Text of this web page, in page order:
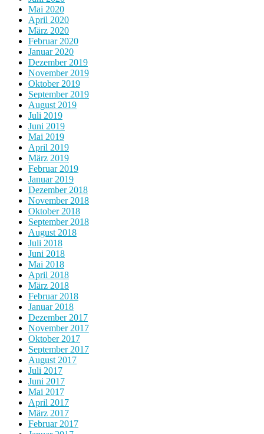
Mai 2020
April 2020
März 2020
Februar 2020
Januar 2020
Dezember 2019
November 2019
Oktober 2019
September 2019
August 2019
Juli 2019
Juni 2019
Mai 2019
April 2019
März 2019
Februar 2019
Januar 2019
Dezember 2018
November 2018
Oktober 2018
September 2018
August 2018
Juli 2018
Juni 2018
Mai 2018
April 2018
März 2018
Februar 2018
Januar 2018
Dezember 2017
November 2017
Oktober 2017
September 2017
August 2017
Juli 2017
Juni 2017
Mai 2017
April 2017
März 2017
Februar 2017